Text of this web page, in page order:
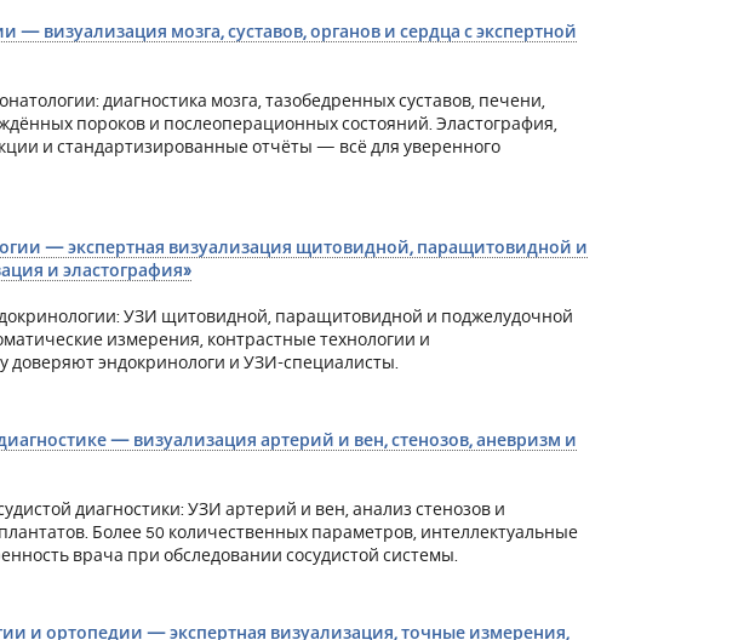
— визуализация мозга, суставов, органов и сердца с экспертной
диагностика мозга, тазобедренных суставов, печени,
пороков и послеоперационных состояний. Эластография,
и стандартизированные отчёты — всё для уверенного
— экспертная визуализация щитовидной, паращитовидной и
и эластография»
УЗИ щитовидной, паращитовидной и поджелудочной
измерения, контрастные технологии и
доверяют эндокринологи и УЗИ-специалисты.
— визуализация артерий и вен, стенозов, аневризм и
диагностики: УЗИ артерий и вен, анализ стенозов и
Более 50 количественных параметров, интеллектуальные
врача при обследовании сосудистой системы.
и ортопедии — экспертная визуализация, точные измерения,